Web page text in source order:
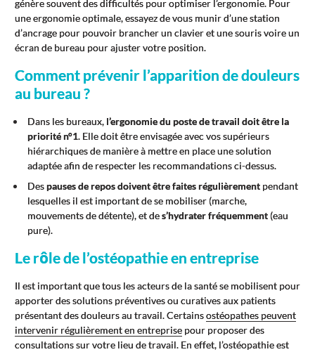
génère souvent des difficultés pour optimiser l’ergonomie. Pour
une ergonomie optimale, essayez de vous munir d’une station
d’ancrage pour pouvoir brancher un clavier et une souris voire un
écran de bureau pour ajuster votre position.
Comment prévenir l’apparition de douleurs
au bureau ?
Dans les bureaux, l’ergonomie du poste de travail doit être la
priorité n°1. Elle doit être envisagée avec vos supérieurs
hiérarchiques de manière à mettre en place une solution
adaptée afin de respecter les recommandations ci-dessus.
Despauses de repos doivent être faites régulièrementpendant
lesquelles il est important de se mobiliser (marche,
mouvements de détente), et des’hydrater fréquemment(eau
pure).
Le rôle de l’ostéopathie en entreprise
Il est important que tous les acteurs de la santé se mobilisent pour
apporter des solutions préventives ou curatives aux patients
présentant des douleurs au travail. Certainsostéopathes peuvent
intervenir régulièrement en entreprise pour proposer des
consultations sur votre lieu de travail. En effet, l’ostéopathie est